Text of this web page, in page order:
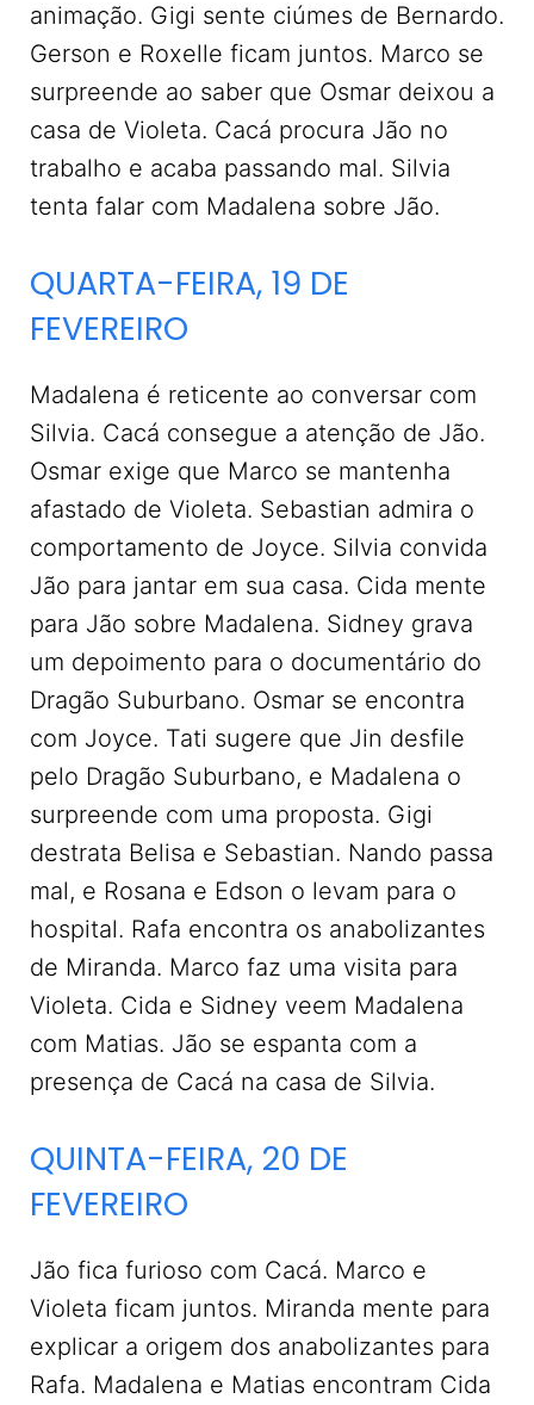
animação. Gigi sente ciúmes de Bernardo.
Gerson e Roxelle ficam juntos. Marco se
surpreende ao saber que Osmar deixou a
casa de Violeta. Cacá procura Jão no
trabalho e acaba passando mal. Silvia
tenta falar com Madalena sobre Jão.
QUARTA-FEIRA, 19 DE
FEVEREIRO
Madalena é reticente ao conversar com
Silvia. Cacá consegue a atenção de Jão.
Osmar exige que Marco se mantenha
afastado de Violeta. Sebastian admira o
comportamento de Joyce. Silvia convida
Jão para jantar em sua casa. Cida mente
para Jão sobre Madalena. Sidney grava
um depoimento para o documentário do
Dragão Suburbano. Osmar se encontra
com Joyce. Tati sugere que Jin desfile
pelo Dragão Suburbano, e Madalena o
surpreende com uma proposta. Gigi
destrata Belisa e Sebastian. Nando passa
mal, e Rosana e Edson o levam para o
hospital. Rafa encontra os anabolizantes
de Miranda. Marco faz uma visita para
Violeta. Cida e Sidney veem Madalena
com Matias. Jão se espanta com a
presença de Cacá na casa de Silvia.
QUINTA-FEIRA, 20 DE
FEVEREIRO
Jão fica furioso com Cacá. Marco e
Violeta ficam juntos. Miranda mente para
explicar a origem dos anabolizantes para
Rafa. Madalena e Matias encontram Cida